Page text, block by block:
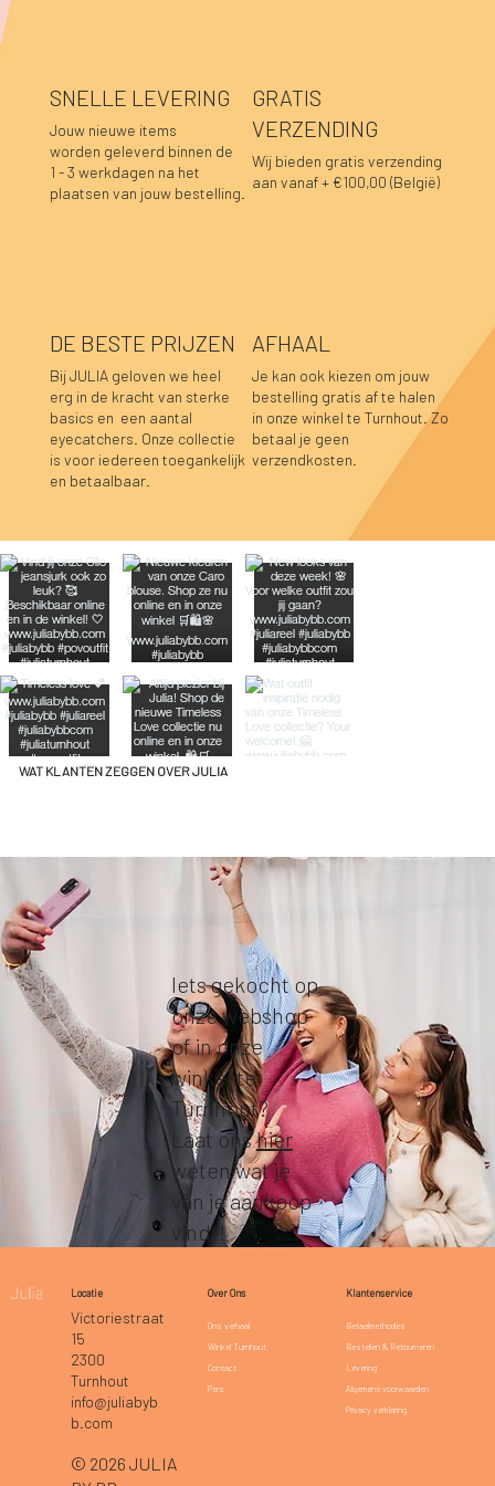
Lara sweater bordeaux
Prijs
€ 39,95
Luka sweater grijs
Prijs
€ 39,95
Luka rok grijs
Prijs
€ 34,95
Sofie top bordeaux-donkerblauw
Prijs
€ 34,95
Hannah top prune
Prijs
€ 39,95
Hannah top choco
Prijs
€ 39,95
Caro blouse beige
Prijs
€ 44,95
Caro blouse kaki
Prijs
€ 44,95
Caro blouse donkerblauw
Prijs
€ 44,95
Caro blouse choco
Prijs
€ 44,95
Pauline top bordeaux
Prijs
€ 59,95
Lucia longsleeve roze-rood
Prijs
€ 39,95
Caro blouse prune
Niet op voorraad
Caro blouse bordeaux
Niet op voorraad
Pauline top donkerblauw
Niet op voorraad
SNELLE LEVERING
Jouw nieuwe items
worden geleverd binnen de
1 - 3 werkdagen na het
plaatsen van jouw bestelling.
GRATIS
VERZENDING
Wij bieden gratis verzending
aan vanaf + €100,00 (België)
DE BESTE PRIJZEN
Bij JULIA geloven we heel
erg in de kracht van sterke
basics en een aantal
eyecatchers. Onze collectie
is voor iedereen toegankelijk
en betaalbaar.
AFHAAL
Je kan ook kiezen om jouw
bestelling gratis af te halen
in onze winkel te Turnhout. Zo
betaal je geen
verzendkosten.
WAT KLANTEN ZEGGEN OVER JULIA
Iets gekocht op
onze webshop
of in onze
winkel te
Turnhout?
Laat onshier
weten wat je
van je aankoop
vindt!
Locatie
Victoriestraat
15
2300
Turnhout
info@juliabyb
b.com
© 2026 JULIA
Over Ons
Ons verhaal
Winkel Turnhout
Contact
Pers
Klantenservice
Betaalmethodes
Bestellen & Retourneren
Levering
Algemene voorwaarden
Privacy verklaring